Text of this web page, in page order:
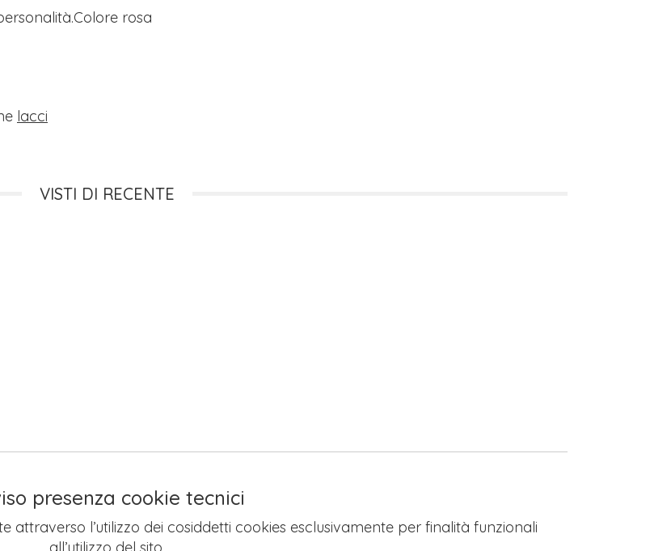
rosa
lacci
VISTI DI RECENTE
presenza cookie tecnici
attraverso l’utilizzo dei cosiddetti cookies esclusivamente per finalità funzionali
all’utilizzo del sito.